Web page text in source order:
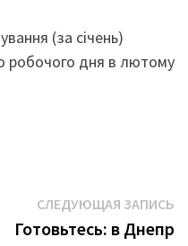
(за січень)
робочого дня в лютому
СЛЕДУЮЩАЯ ЗАПИСЬ
Готовьтесь: в Днепр